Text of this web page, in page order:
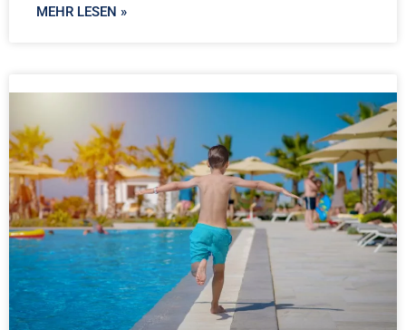
MEHR LESEN »